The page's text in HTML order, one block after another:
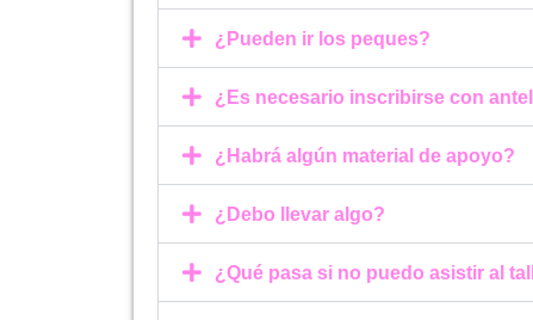
¿Pueden ir los peques?
¿Es necesario inscribirse con
¿Habrá algún material de apoyo?
¿Debo llevar algo?
¿Qué pasa si no puedo asistir al